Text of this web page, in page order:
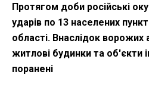
Протягом доби російські
ударів по 13 населених
області. Внаслідок ворожих
житлові будинки та об'єкти
поранені